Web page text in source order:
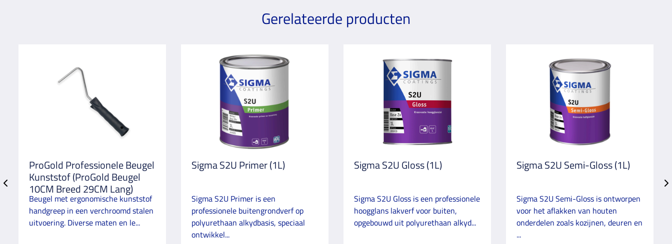
Gerelateerde producten
ProGold Professionele Beugel
Kunststof (ProGold Beugel
10CM Breed 29CM Lang)
Beugel met ergonomische kunststof
handgreep in een verchroomd stalen
uitvoering. Diverse maten en le...
Sigma S2U Primer (1L)
Sigma S2U Primer is een
professionele buitengrondverf op
polyurethaan alkydbasis, speciaal
ontwikkel...
Sigma S2U Gloss (1L)
Sigma S2U Gloss is een professionele
hoogglans lakverf voor buiten,
opgebouwd uit polyurethaan alkyd...
Sigma S2U Semi-Gloss (1L)
Sigma S2U Semi-Gloss is ontworpen
voor het aflakken van houten
onderdelen zoals kozijnen, deuren en
...